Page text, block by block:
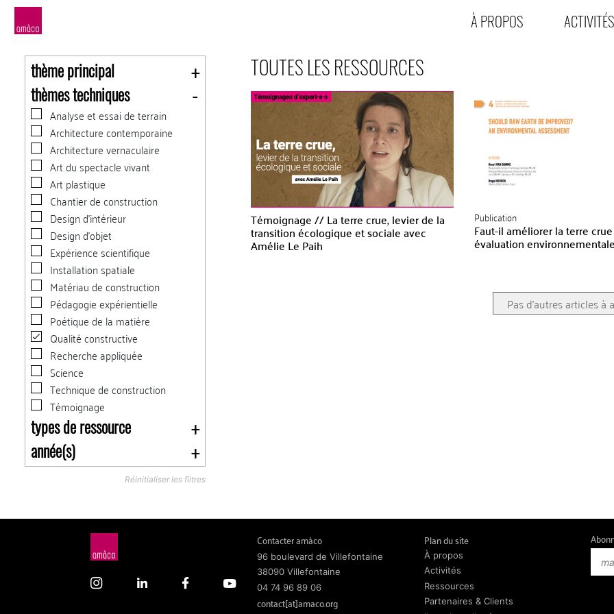
À PROPOS ACTIVITÉS
thème principal
thèmes techniques
Analyse et essai de terrain
Architecture contemporaine
Architecture vernaculaire
Art du spectacle vivant
Art plastique
Chantier de construction
Design d'intérieur
Design d'objet
Expérience scientifique
Installation spatiale
Matériau de construction
Pédagogie expérientielle
Poétique de la matière
Qualité constructive
Recherche appliquée
Science
Technique de construction
Témoignage
types de ressource
année(s)
Réinitialiser les filtres
TOUTES LES RESSOURCES
Témoignage // La terre crue, levier de la
transition écologique et sociale avec
Amélie Le Paih
Publication
Faut-il améliorer la terre
évaluation environnementale
Pas d'autres articles à
Contacter amàco
96 boulevard de Villefontaine
38090 Villefontaine
04 74 96 89 06
contact[at]amaco.org
Plan du site
À propos
Activités
Ressources
Partenaires & Clients